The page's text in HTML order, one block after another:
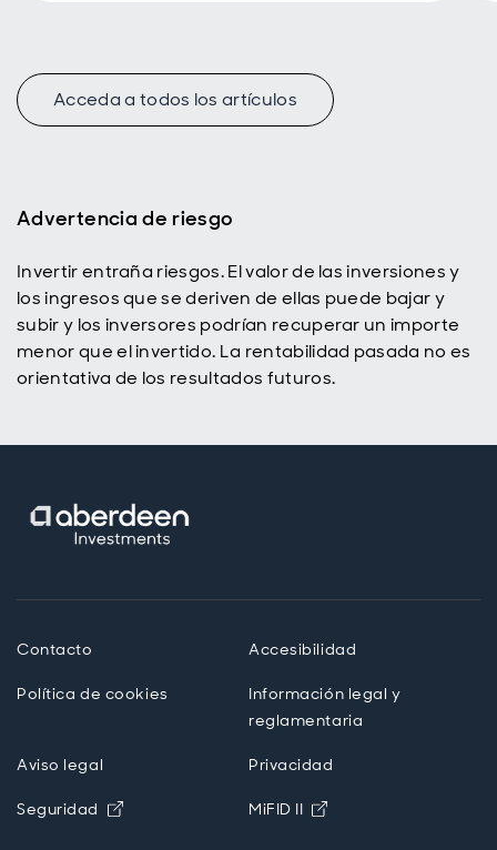
Acceda a todos los artículos
Advertencia de riesgo
Invertir entraña riesgos. El valor de las inversiones y
los ingresos que se deriven de ellas puede bajar y
subir y los inversores podrían recuperar un importe
menor que el invertido. La rentabilidad pasada no es
orientativa de los resultados futuros.
Contacto Accesibilidad
Política de cookies
Información legal y
reglamentaria
Aviso legal Privacidad
Seguridad Opens in new window
MiFID II Opens in new